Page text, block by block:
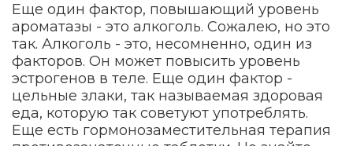
Еще один фактор, повышающий уровень
ароматазы - это алкоголь. Сожалею, но это
так. Алкоголь - это, несомненно, один из
факторов. Он может повысить уровень
эстрогенов в теле. Еще один фактор -
цельные злаки, так называемая здоровая
еда, которую так советуют употреблять.
Еще есть гормонозаместительная терапия